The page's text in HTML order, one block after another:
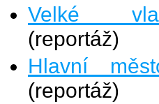
Velké
(reportáž)
Hlavní
(reportáž)